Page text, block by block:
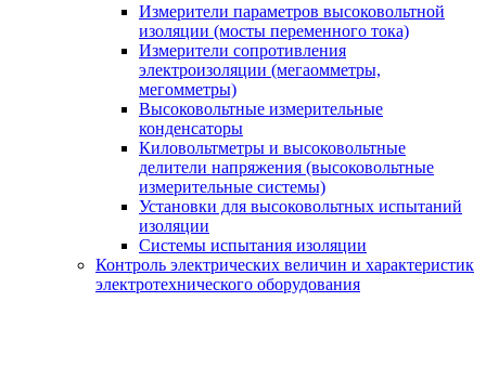
Измерители параметров высоковольтной
изоляции (мосты переменного тока)
Измерители сопротивления
электроизоляции (мегаомметры,
мегомметры)
Высоковольтные измерительные
конденсаторы
Киловольтметры и высоковольтные
делители напряжения (высоковольтные
измерительные системы)
Установки для высоковольтных испытаний
изоляции
Системы испытания изоляции
Контроль электрических величин и характеристик
электротехнического оборудования